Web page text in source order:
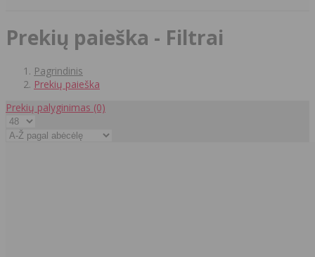
Prekių paieška - Filtrai
Pagrindinis
Prekių paieška
Prekių palyginimas (0)